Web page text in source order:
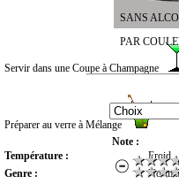
SANS
PAR
Note :
Servir dans une Coupe à Champagne
Préparer au verre à Mélange
Température :
Froid
Genre :